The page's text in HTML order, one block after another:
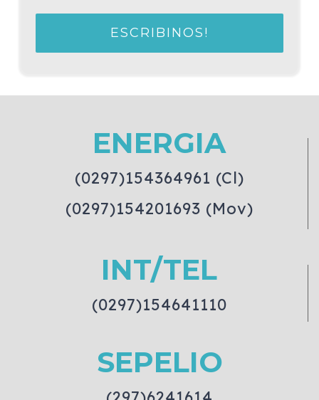
ESCRIBINOS!
ENERGIA
(0297)154364961 (Cl)
(0297)154201693 (Mov)
INT/TEL
(0297)154641110
SEPELIO